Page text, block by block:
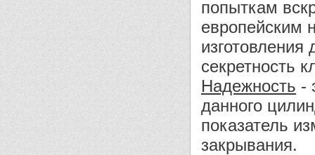
попыткам
европейским
изготовления
секретность
Надежность -
данного
показатель
закрывания.